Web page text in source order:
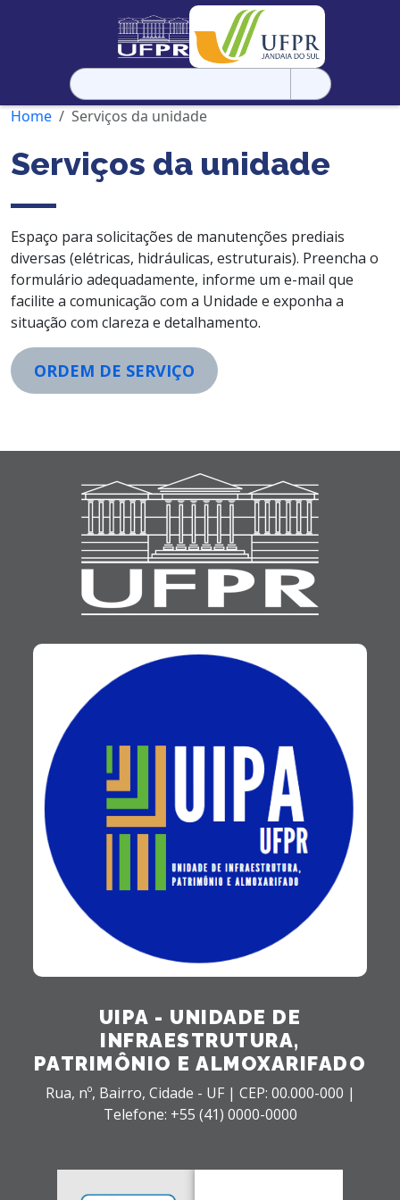
Pesquisar
por:
Home
Serviços da unidade
Serviços da unidade
Espaço para solicitações de manutenções prediais
diversas (elétricas, hidráulicas, estruturais). Preencha o
formulário adequadamente, informe um e-mail que
facilite a comunicação com a Unidade e exponha a
situação com clareza e detalhamento.
ORDEM DE SERVIÇO
UIPA - UNIDADE DE
INFRAESTRUTURA,
PATRIMÔNIO E ALMOXARIFADO
Rua, nº, Bairro, Cidade - UF | CEP: 00.000-000 |
Telefone: +55 (41) 0000-0000